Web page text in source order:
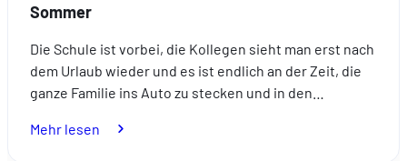
Sommer
Die Schule ist vorbei, die Kollegen sieht man erst nach
dem Urlaub wieder und es ist endlich an der Zeit, die
ganze Familie ins Auto zu stecken und in den…
Mehr lesen